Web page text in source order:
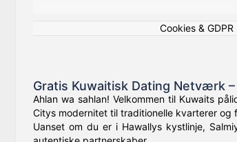
Cookies & GDPR
Gratis Kuwaitisk Dating Netværk
Ahlan wa sahlan! Velkommen til Kuwaits
Citys modernitet til traditionelle kvarterer
Uanset om du er i Hawallys kystlinje,